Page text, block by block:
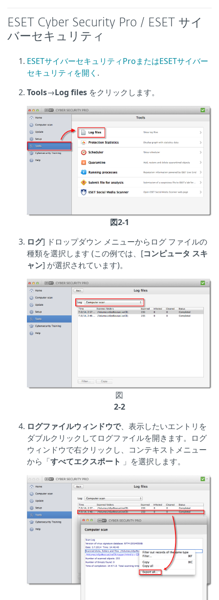
ESET Cyber Security Pro / ESET サイ
バーセキュリティ
ESETサイバーセキュリティProまたはESETサイバー
セキュリティを開く .
Tools→Log files をクリックします。
図2-1
ログ] ドロップダウン メニューからログ ファイルの
種類を選択します (この例では、[コンピュータ スキ
ャン] が選択されています)。
図
2-2
ログファイルウィンドウで、表示したいエントリを
ダブルクリックしてログファイルを開きます。ログ
ウィンドウで右クリックし、コンテキストメニュー
から「すべてエクスポート 」を選択します。